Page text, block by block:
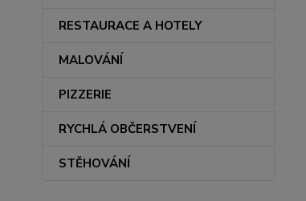
RESTAURACE A HOTELY
MALOVÁNÍ
PIZZERIE
RYCHLÁ OBČERSTVENÍ
STĚHOVÁNÍ